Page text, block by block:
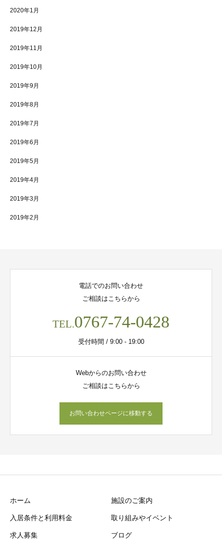
2020年1月
2019年12月
2019年11月
2019年10月
2019年9月
2019年8月
2019年7月
2019年6月
2019年5月
2019年4月
2019年3月
2019年2月
電話でのお問い合わせ
ご相談はこちらから
TEL.0767-74-0428
受付時間 / 9:00 - 19:00
Webからのお問い合わせ
ご相談はこちらから
お問い合わせページに移動する
ホーム 施設のご案内
入居条件と利用料金 取り組みやイベント
求人募集 ブログ